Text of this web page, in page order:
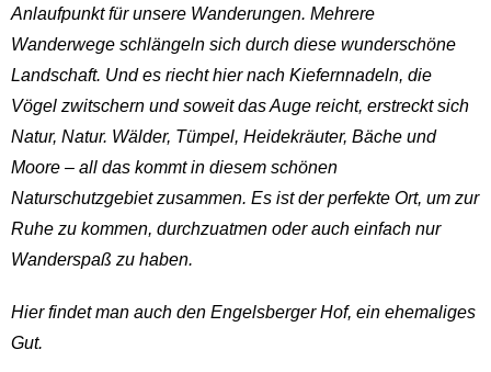
Anlaufpunkt für unsere Wanderungen. Mehrere
Wanderwege schlängeln sich durch diese wunderschöne
Landschaft. Und es riecht hier nach Kiefernnadeln, die
Vögel zwitschern und soweit das Auge reicht, erstreckt sich
Natur, Natur. Wälder, Tümpel, Heidekräuter, Bäche und
Moore – all das kommt in diesem schönen
Naturschutzgebiet zusammen. Es ist der perfekte Ort, um zur
Ruhe zu kommen, durchzuatmen oder auch einfach nur
Wanderspaß zu haben.
Hier findet man auch den Engelsberger Hof, ein ehemaliges
Gut.